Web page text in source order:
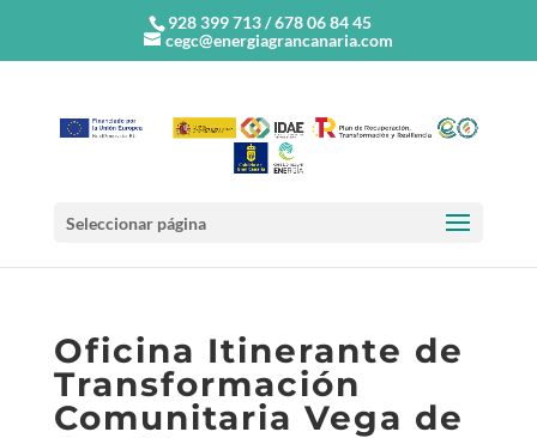
928 399 713 / 678 06 84 45
cegc@energiagrancanaria.com
Seleccionar página
Oficina Itinerante de
Transformación
Comunitaria Vega de